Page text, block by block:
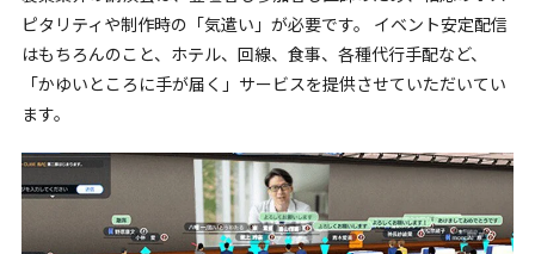
ピタリティや制作時の「気遣い」が必要です。 イベント安定配信
はもちろんのこと、ホテル、回線、食事、各種代行手配など、
「かゆいところに手が届く」サービスを提供させていただいてい
ます。